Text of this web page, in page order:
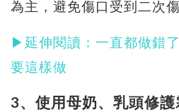
為主，避免傷口受到二次傷
▶延伸閱讀：一直都做錯
要這樣做
3、使用母奶、乳頭修